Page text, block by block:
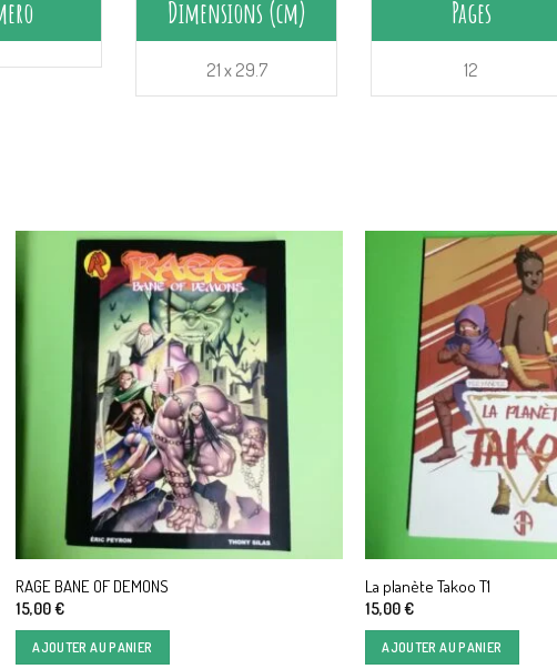
Dimensions (cm)
21 x 29.7
Pages
12
RAGE BANE OF DEMONS
15,00€
AJOUTER AU PANIER
La planète Takoo T1
15,00€
AJOUTER AU PANIER